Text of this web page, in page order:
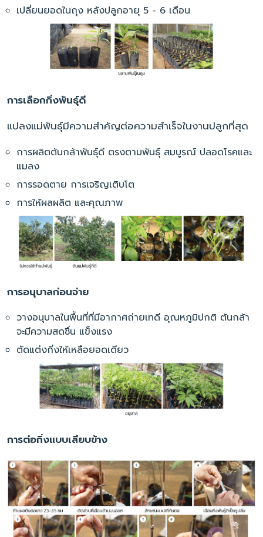
เปลี่ยนยอดในถุง หลังปลูกอายุ 5 - 6 เดือน
การเลือกกิ่งพันธุ์ดี
แปลงแม่พันธุ์มีความสำคัญต่อความสำเร็จในงานปลูกที่สุด
การผลิตต้นกล้าพันธุ์ดี ตรงตามพันธุ์ สมบูรณ์ ปลอดโรคและ
แมลง
การรอดตาย การเจริญเติบโต
การให้ผลผลิต และคุณภาพ
การอนุบาลก่อนจ่าย
วางอนุบาลในพื้นที่ที่มีอากาศถ่ายเทดี อุณหภูมิปกติ ต้นกล้า
จะมีความสดชื่น แข็งแรง
ตัดแต่งกิ่งให้เหลือยอดเดียว
การต่อกิ่งแบบเสียบข้าง